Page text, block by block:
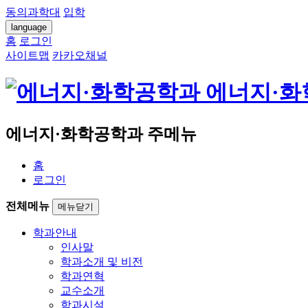
동의과학대 입학
language
홈 로그인
사이트맵 카카오채널
에너지·
에너지·화학공학과 주메뉴
홈
로그인
전체메뉴 메뉴닫기
학과안내
인사말
학과소개 및 비전
학과연혁
교수소개
학과시설